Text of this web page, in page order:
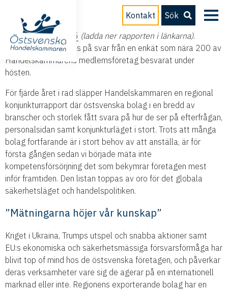
Kontakt Sök
Svaren finns att hitta i Östsvenska Handelskammaren
rykande färskaKonjunkturrapport för hösten 2025samt
Exportutsikter 2025 (ladda ner rapporten i länkarna).
Rapporterna baseras på svar från en enkät som nära 200 av
Handelskammarens medlemsföretag besvarat under
hösten.
För fjärde året i rad släpper Handelskammaren en regional
konjunkturrapport där östsvenska bolag i en bredd av
branscher och storlek fått svara på hur de ser på efterfrågan,
personalsidan samt konjunkturläget i stort. Trots att många
bolag fortfarande är i stort behov av att anställa, är för
första gången sedan vi började mäta inte
kompetensförsörjning det som bekymrar företagen mest
inför framtiden. Den listan toppas av oro för det globala
säkerhetsläget och handelspolitiken.
”Mätningarna höjer vår kunskap”
Kriget i Ukraina, Trumps utspel och snabba aktioner samt
EU:s ekonomiska och säkerhetsmässiga försvarsförmåga har
blivit top of mind hos de östsvenska företagen, och påverkar
deras verksamheter vare sig de agerar på en internationell
marknad eller inte. Regionens exporterande bolag har en